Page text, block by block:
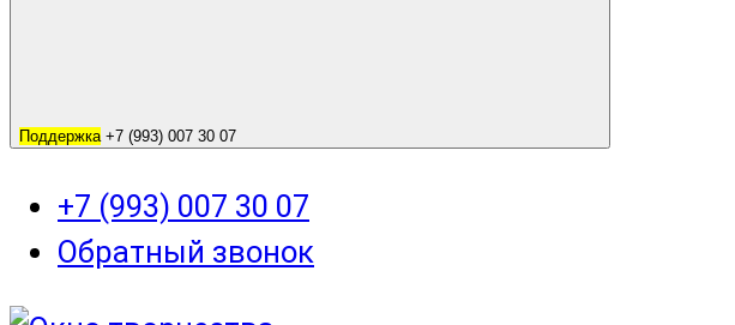
Поддержка +7 (993) 007 30 07
+7 (993) 007 30 07
Обратный звонок